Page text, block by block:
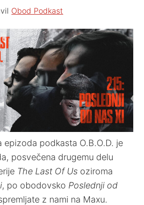
Obod Podkast
epizoda podkasta O.B.O.D. je
posvečena drugemu delu
The Last Of Us oziroma
, po obodovsko Poslednji od
z nami na Maxu.